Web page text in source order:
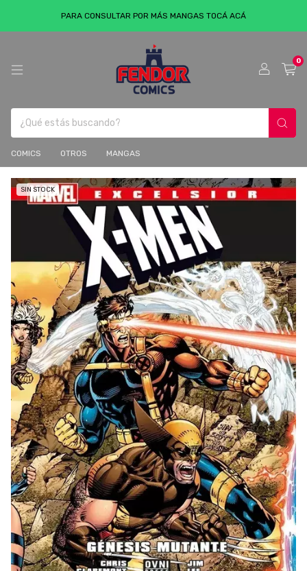
PARA CONSULTAR POR MÁS MANGAS TOCÁ ACÁ
0
COMICS OTROS MANGAS
SIN STOCK